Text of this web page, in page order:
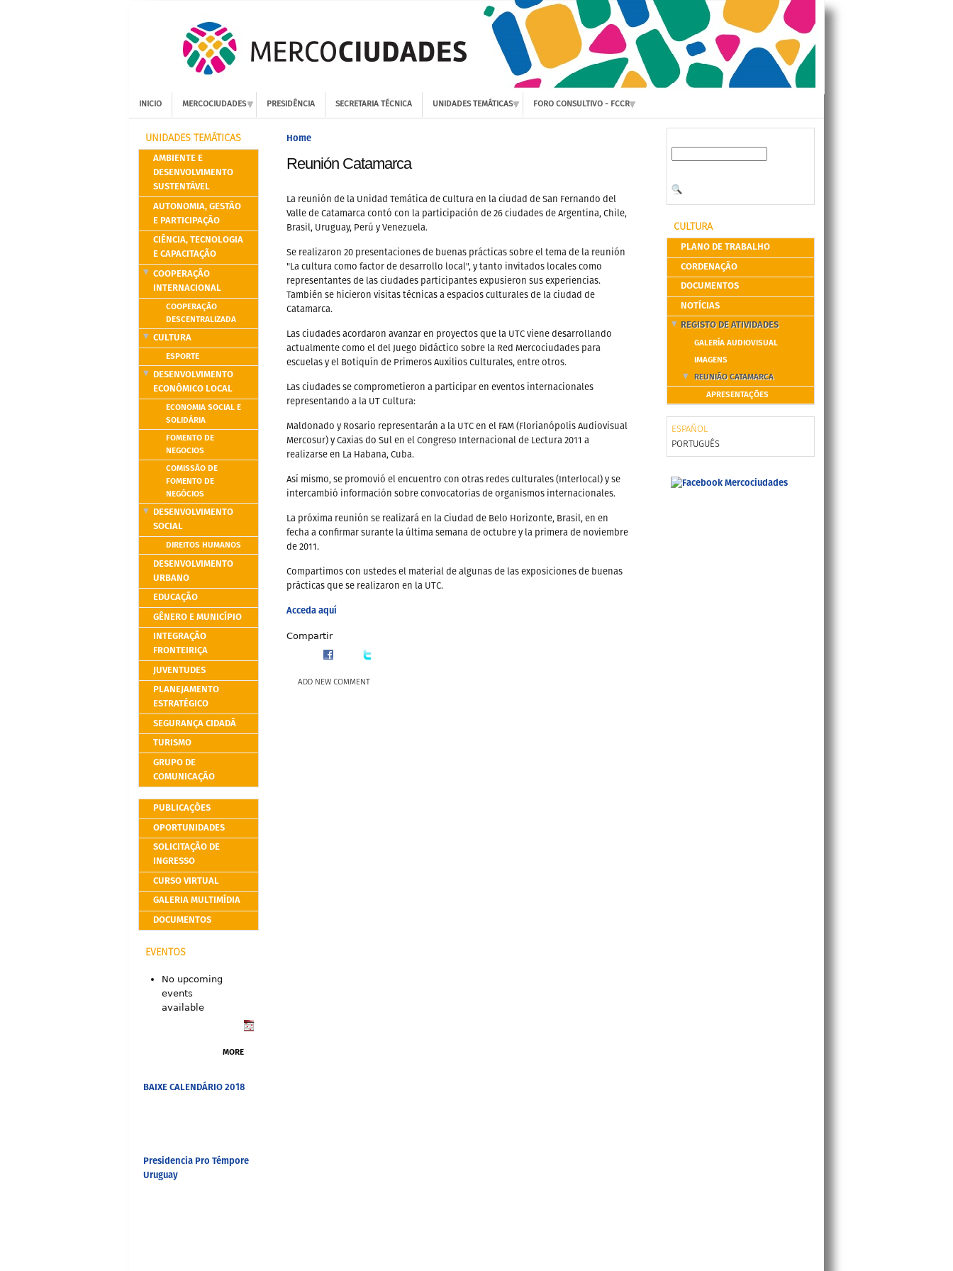
INICIO MERCOCIUDADES PRESIDÊNCIA SECRETARIA TÉCNICA UNIDADES TEMÁTICAS FORO CONSULTIVO - FCCR
UNIDADES TEMÁTICAS
AMBIENTE E
DESENVOLVIMENTO
SUSTENTÁVEL
AUTONOMIA, GESTÃO
E PARTICIPAÇÃO
CIÊNCIA, TECNOLOGIA
E CAPACITAÇÃO
COOPERAÇÃO
INTERNACIONAL
COOPERAÇÃO
DESCENTRALIZADA
CULTURA
ESPORTE
DESENVOLVIMENTO
ECONÔMICO LOCAL
ECONOMIA SOCIAL E
SOLIDÁRIA
FOMENTO DE
NEGOCIOS
COMISSÃO DE
FOMENTO DE
NEGÓCIOS
DESENVOLVIMENTO
SOCIAL
DIREITOS HUMANOS
DESENVOLVIMENTO
URBANO
EDUCAÇÃO
GÊNERO E MUNICÍPIO
INTEGRAÇÃO
FRONTEIRIÇA
JUVENTUDES
PLANEJAMENTO
ESTRATÉGICO
SEGURANÇA CIDADÃ
TURISMO
GRUPO DE
COMUNICAÇÃO
PUBLICAÇÕES
OPORTUNIDADES
SOLICITAÇÃO DE
INGRESSO
CURSO VIRTUAL
GALERIA MULTIMÍDIA
DOCUMENTOS
EVENTOS
No upcoming
events
available
MORE
BAIXE CALENDÁRIO 2018
Presidencia Pro Témpore
Uruguay
Home
Reunión Catamarca
La reunión de la Unidad Temática de Cultura en la ciudad de San Fernando del
Valle de Catamarca contó con la participación de 26 ciudades de Argentina, Chile,
Brasil, Uruguay, Perú y Venezuela.
Se realizaron 20 presentaciones de buenas prácticas sobre el tema de la reunión
"La cultura como factor de desarrollo local", y tanto invitados locales como
representantes de las ciudades participantes expusieron sus experiencias.
También se hicieron visitas técnicas a espacios culturales de la ciudad de
Catamarca.
Las ciudades acordaron avanzar en proyectos que la UTC viene desarrollando
actualmente como el del Juego Didáctico sobre la Red Mercociudades para
escuelas y el Botiquín de Primeros Auxilios Culturales, entre otros.
Las ciudades se comprometieron a participar en eventos internacionales
representando a la UT Cultura:
Maldonado y Rosario representarán a la UTC en el FAM (Florianópolis Audiovisual
Mercosur) y Caxias do Sul en el Congreso Internacional de Lectura 2011 a
realizarse en La Habana, Cuba.
Así mismo, se promovió el encuentro con otras redes culturales (Interlocal) y se
intercambió información sobre convocatorias de organismos internacionales.
La próxima reunión se realizará en la Ciudad de Belo Horizonte, Brasil, en en
fecha a confirmar surante la última semana de octubre y la primera de noviembre
de 2011.
Compartimos con ustedes el material de algunas de las exposiciones de buenas
prácticas que se realizaron en la UTC.
Acceda aquí
Compartir
ADD NEW COMMENT
CULTURA
PLANO DE TRABALHO
CORDENAÇÃO
DOCUMENTOS
NOTÍCIAS
REGISTO DE ATIVIDADES
GALERÍA AUDIOVISUAL
IMAGENS
REUNIÃO CATAMARCA
APRESENTAÇÕES
ESPAÑOL
PORTUGUÊS